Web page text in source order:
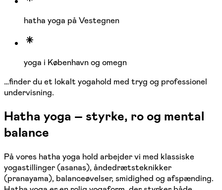
hatha yoga på Vestegnen
yoga i København og omegn
…finder du et lokalt yogahold med tryg og professionel
undervisning.
Hatha yoga – styrke, ro og mental
balance
På vores hatha yoga hold arbejder vi med klassiske
yogastillinger (asanas), åndedrætsteknikker
(pranayama), balanceøvelser, smidighed og afspænding.